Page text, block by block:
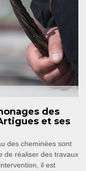
des
et ses
des cheminées sont
de réaliser des travaux
il est